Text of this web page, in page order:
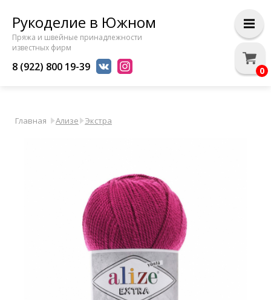
Рукоделие в Южном
Пряжа и швейные принадлежности
известных фирм
8 (922) 800 19-39
Главная Ализе Экстра
0